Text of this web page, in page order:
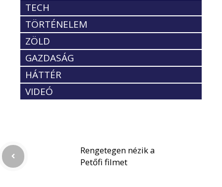
TECH
TÖRTÉNELEM
ZÖLD
GAZDASÁG
HÁTTÉR
VIDEÓ
Rengetegen nézik a
Petőfi filmet